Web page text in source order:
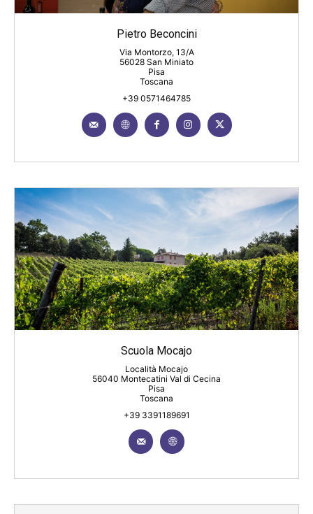
Pietro Beconcini
Via Montorzo, 13/A
56028 San Miniato
Pisa
Toscana
+39 0571464785
Scuola Mocajo
Località Mocajo
56040 Montecatini Val di Cecina
Pisa
Toscana
+39 3391189691